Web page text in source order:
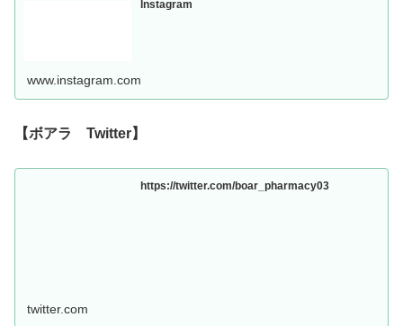
Instagram
www.instagram.com
【ボアラ Twitter】
https://twitter.com/boar_pharmacy03
twitter.com